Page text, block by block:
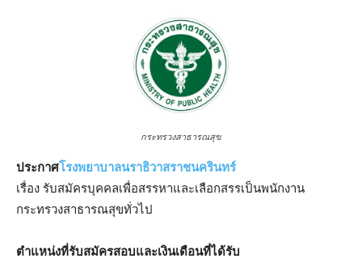
กระทรวงสาธารณสุข
ประกาศโรงพยาบาลนราธิวาสราชนครินทร์
เรื่อง รับสมัครบุคคลเพื่อสรรหาและเลือกสรรเป็นพนักงาน
กระทรวงสาธารณสุขทั่วไป
ตําแหน่งที่รับสมัครสอบและเงินเดือนที่ได้รับ